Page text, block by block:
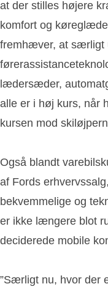
at der stilles højere
komfort og
fremhæver, at særligt
lædersæder,
alle er i høj kurs, når
kursen mod
Også blandt
af Fords
bekvemmelige og
er ikke længere blot
deciderede mobile
”Særligt nu, hvor der